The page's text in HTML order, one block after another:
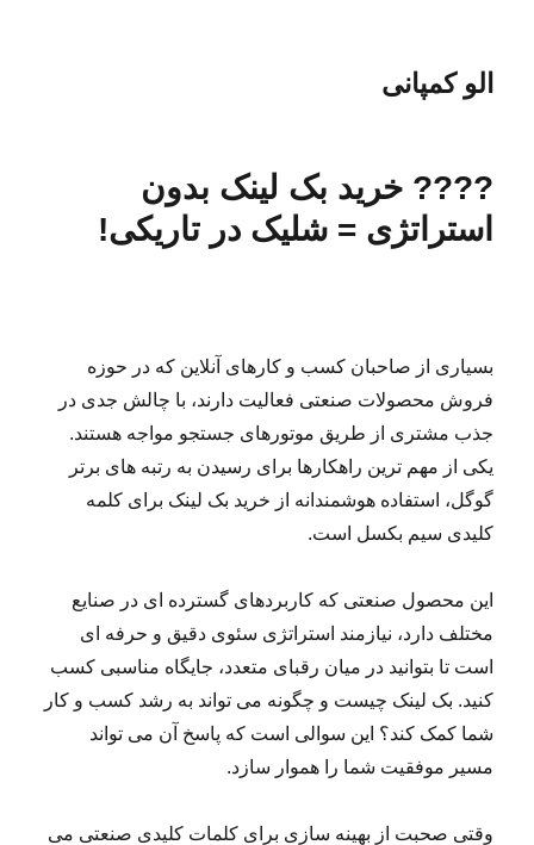
الو کمپانی
???? خرید بک لینک بدون
استراتژی = شلیک در تاریکی!
بسیاری از صاحبان کسب و کارهای آنلاین که در حوزه
فروش محصولات صنعتی فعالیت دارند، با چالش جدی در
جذب مشتری از طریق موتورهای جستجو مواجه هستند.
یکی از مهم ترین راهکارها برای رسیدن به رتبه های برتر
گوگل، استفاده هوشمندانه از خرید بک لینک برای کلمه
کلیدی سیم بکسل است.
این محصول صنعتی که کاربردهای گسترده ای در صنایع
مختلف دارد، نیازمند استراتژی سئوی دقیق و حرفه ای
است تا بتوانید در میان رقبای متعدد، جایگاه مناسبی کسب
کنید. بک لینک چیست و چگونه می تواند به رشد کسب و کار
شما کمک کند؟ این سوالی است که پاسخ آن می تواند
مسیر موفقیت شما را هموار سازد.
وقتی صحبت از بهینه سازی برای کلمات کلیدی صنعتی می